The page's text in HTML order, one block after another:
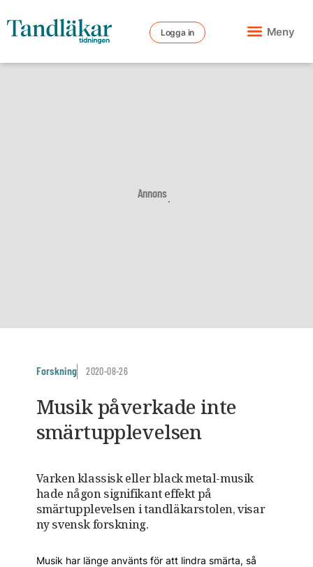
Logga in Meny
Annons
Forskning 2020-08-26
Musik påverkade inte
smärtupplevelsen
Varken klassisk eller black metal-musik
hade någon signifikant effekt på
smärtupplevelsen i tandläkarstolen, visar
ny svensk forskning.
Musik har länge använts för att lindra smärta, så